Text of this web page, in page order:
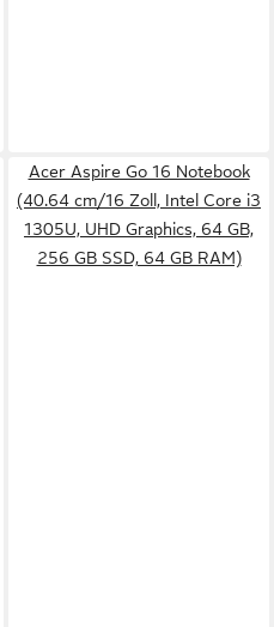
Acer Aspire Go 16 Notebook
(40.64 cm/16 Zoll, Intel Core i3
1305U, UHD Graphics, 64 GB,
256 GB SSD, 64 GB RAM)